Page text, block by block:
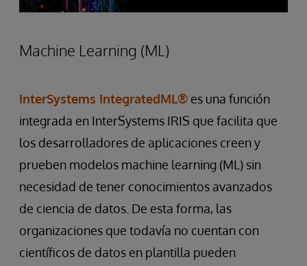
Machine Learning (ML)
InterSystems IntegratedML® es una función
integrada en InterSystems IRIS que facilita que
los desarrolladores de aplicaciones creen y
prueben modelos machine learning (ML) sin
necesidad de tener conocimientos avanzados
de ciencia de datos. De esta forma, las
organizaciones que todavía no cuentan con
científicos de datos en plantilla pueden